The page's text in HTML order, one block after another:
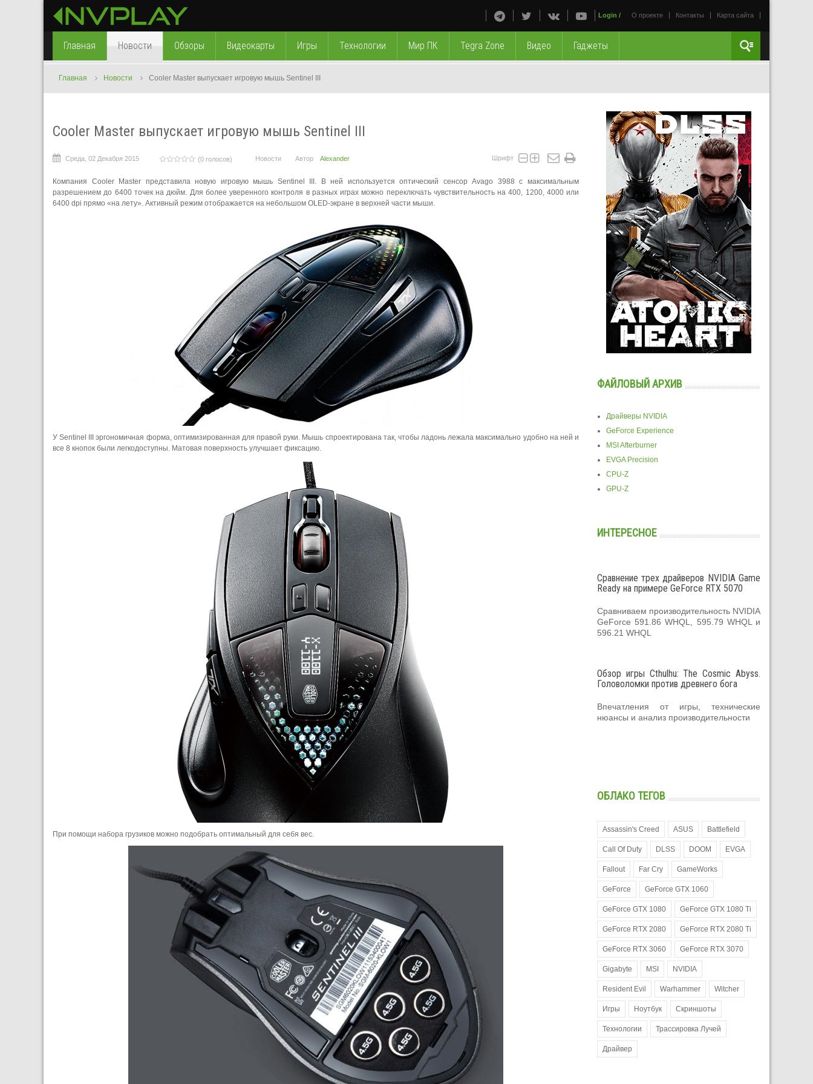
О проекте Контакты Карта сайта
Login /
Главная Новости Обзоры Видеокарты Игры Технологии Мир ПК Tegra Zone Видео Гаджеты
Главная Новости Cooler Master выпускает игровую мышь Sentinel III
Cooler Master выпускает игровую мышь Sentinel III
Среда, 02 Декабря 2015 (0 голосов) Новости Автор Alexander Шрифт
Компания Cooler Master представила новую игровую мышь Sentinel III. В ней используется оптический сенсор Avago 3988 с максимальным
разрешением до 6400 точек на дюйм. Для более уверенного контроля в разных играх можно переключать чувствительность на 400, 1200, 4000 или
6400 dpi прямо «на лету». Активный режим отображается на небольшом OLED-экране в верхней части мыши.
У Sentinel III эргономичная форма, оптимизированная для правой руки. Мышь спроектирована так, чтобы ладонь лежала максимально удобно на ней и
все 8 кнопок были легкодоступны. Матовая поверхность улучшает фиксацию.
При помощи набора грузиков можно подобрать оптимальный для себя вес.
ФАЙЛОВЫЙ АРХИВ
Драйверы NVIDIA
GeForce Experience
MSI Afterburner
EVGA Precision
CPU-Z
GPU-Z
ИНТЕРЕСНОЕ
Сравнение трех драйверов NVIDIA Game
Ready на примере GeForce RTX 5070
Сравниваем производительность NVIDIA
GeForce 591.86 WHQL, 595.79 WHQL и
596.21 WHQL
Обзор игры Cthulhu: The Cosmic Abyss.
Головоломки против древнего бога
Впечатления от игры, технические
нюансы и анализ производительности
ОБЛАКО ТЕГОВ
Assassin's Creed ASUS Battlefield
Call Of Duty DLSS DOOM EVGA
Fallout Far Cry GameWorks
GeForce GeForce GTX 1060
GeForce GTX 1080 GeForce GTX 1080 Ti
GeForce RTX 2080 GeForce RTX 2080 Ti
GeForce RTX 3060 GeForce RTX 3070
Gigabyte MSI NVIDIA
Resident Evil Warhammer Witcher
Игры Ноутбук Скриншоты
Технологии Трассировка Лучей
Драйвер